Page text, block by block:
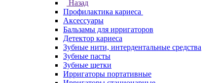
Назад
Профилактика кариеса
Аксессуары
Бальзамы для ирригаторов
Детектор кариеса
Зубные нити, интердентальные средства
Зубные пасты
Зубные щетки
Ирригаторы портативные